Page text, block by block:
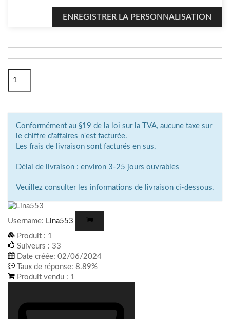
ENREGISTRER LA PERSONNALISATION
Conformément au §19 de la loi sur la TVA, aucune taxe sur
le chiffre d'affaires n'est facturée.
Les frais de livraison sont facturés en sus.
Délai de livraison : environ 3-25 jours ouvrables
Veuillez consulter les informations de livraison ci-dessous.
Username: Lina553
Produit : 1
Suiveurs : 33
Date créée: 02/06/2024
Taux de réponse: 8.89%
Produit vendu : 1